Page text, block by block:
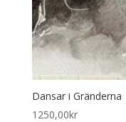
Dansar i Gränderna
1250,00kr